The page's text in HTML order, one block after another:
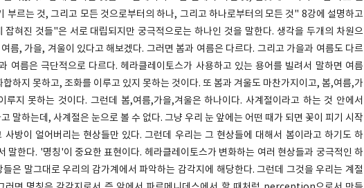
부르는 것, 그리고 모든 것으로부터의 하나, 그리고 하나로부터의 모든 것" 8강에 설명하고
혀진 것들"은 서로 대립되지만 궁극적으로는 하나인 것을 말한다. 생각을 두개의 차원으
름, 가을, 겨울이 있다고 해보겠다. 그러면 봄과 여름은 다르다. 그리고 가을과 여름도 다르
여름은 극단적으로 다르다. 헤라클레이토스가 사용하고 있는 용어를 빌려서 말하면 여름
하지 못하고, 조화를 이루고 있지 못하는 것이다. 또 봄과 겨울도 마찬가지이고, 봄,여름,가
루지 못하는 것이다. 그런데 봄,여름,가을,겨울은 하나이다. 사계절이라고 하는 것 안에서
말하는데, 사계절은 눈으로 볼 수 없다. 그냥 우리 눈 앞에는 어떤 때가 되면 꽃이 피기 시작
방이 얼어버리는 현상들만 있다. 그런데 우리는 그 현상들에 대해서 봄이라고 하기도 하
말한다. '명칭'이 중요한 표현이다. 헤라클레이토스가 변화하는 여러 현상들과 궁극적인 하
은 말그대로 우리의 감가계에서 파악하는 감각지에 해당한다. 그런데 그것을 우리는 계절